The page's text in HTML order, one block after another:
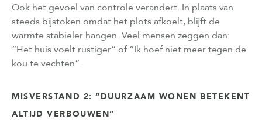
Ook het gevoel van controle verandert. In plaats van
steeds bijstoken omdat het plots afkoelt, blijft de
warmte stabieler hangen. Veel mensen zeggen dan:
“Het huis voelt rustiger” of “Ik hoef niet meer tegen de
kou te vechten”.
MISVERSTAND 2: “DUURZAAM WONEN BETEKENT
ALTIJD VERBOUWEN”